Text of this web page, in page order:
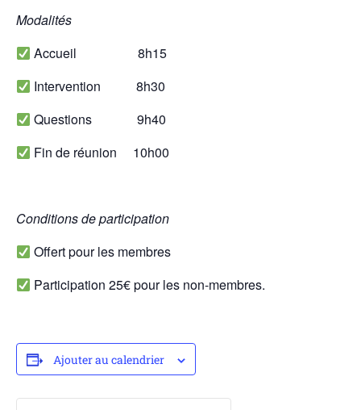
Modalités
Accueil 8h15
Intervention 8h30
Questions 9h40
Fin de réunion 10h00
Conditions de participation
Offert pour les membres
Participation 25€ pour les non-membres.
Ajouter au calendrier